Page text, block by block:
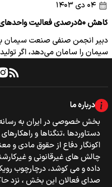
کاهش ۵۰درصدی فعالیت واحدهای تولیدی سیمان
دبیر انجمن صنفی صنعت سیمان
سیمان را سامان می‌دهد، اگر تولید
درباره ما
بخش خصوصی‌‌ در ایران به
دستاوردها ،تنگناها و
اکونگار دفاع از حقوق مادی
چالش های غیرقانونی و
داده و می کوشد، درچارچوب
صدای فعالان این بخش ، نزد